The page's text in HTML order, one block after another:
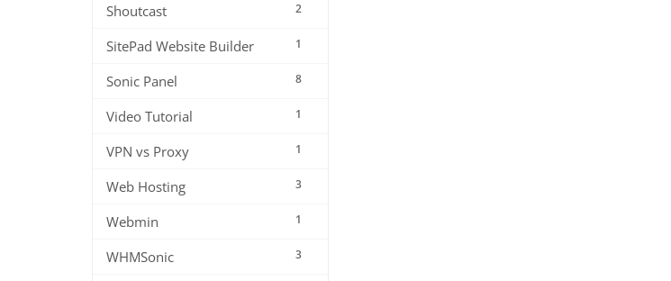
2
Shoutcast
1
SitePad Website Builder
8
Sonic Panel
1
Video Tutorial
1
VPN vs Proxy
3
Web Hosting
1
Webmin
3
WHMSonic